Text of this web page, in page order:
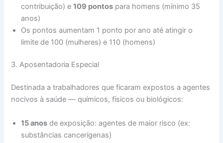
contribuição) e109 pontos para homens (mínimo 35
anos)
Os pontos aumentam 1 ponto por ano até atingir o
limite de 100 (mulheres) e 110 (homens)
3. Aposentadoria Especial
Destinada a trabalhadores que ficaram expostos a agentes
nocivos à saúde — químicos, físicos ou biológicos:
15 anos de exposição: agentes de maior risco (ex:
substâncias cancerígenas)